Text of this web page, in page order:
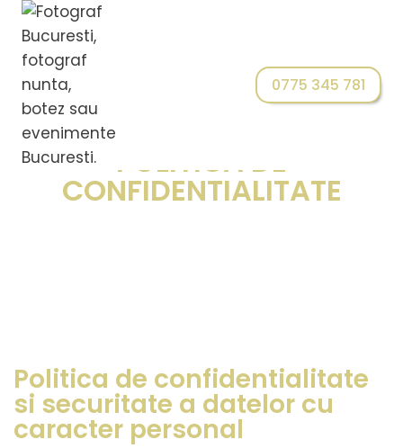
0775 345 781
TERMENI SI CONDITII /
POLITICA DE
CONFIDENTIALITATE
Politica de confidentialitate
si securitate a datelor cu
caracter personal